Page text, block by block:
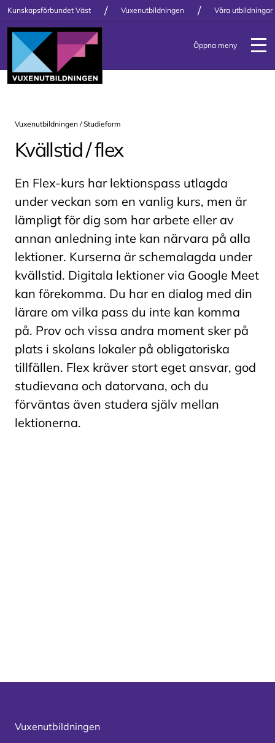
Kunskapsförbundet Väst / Vuxenutbildningen / Våra utbildningar
Öppna meny
Vuxenutbildningen / Studieform
Kvällstid / flex
En Flex-kurs har lektionspass utlagda
under veckan som en vanlig kurs, men är
lämpligt för dig som har arbete eller av
annan anledning inte kan närvara på alla
lektioner. Kurserna är schemalagda under
kvällstid. Digitala lektioner via Google Meet
kan förekomma. Du har en dialog med din
lärare om vilka pass du inte kan komma
på. Prov och vissa andra moment sker på
plats i skolans lokaler på obligatoriska
tillfällen. Flex kräver stort eget ansvar, god
studievana och datorvana, och du
förväntas även studera själv mellan
lektionerna.
Vuxenutbildningen